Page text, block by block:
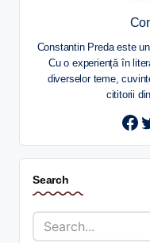
Constantin Preda este
Cu o experiență în
diverselor teme,
cititorii
Search